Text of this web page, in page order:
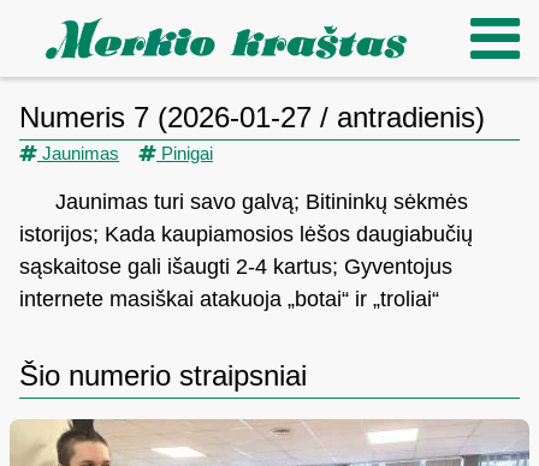
Numeris 7 (2026-01-27 / antradienis)
Jaunimas Pinigai
Jaunimas turi savo galvą; Bitininkų sėkmės
istorijos; Kada kaupiamosios lėšos daugiabučių
sąskaitose gali išaugti 2-4 kartus; Gyventojus
internete masiškai atakuoja „botai“ ir „troliai“
Šio numerio straipsniai